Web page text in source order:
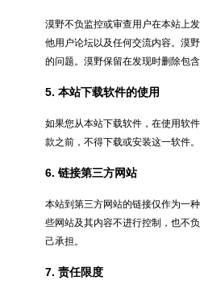
漠野不负监控或审查用户在本站上
他用户论坛以及任何交流内容。漠
的问题。漠野保留在发现时删除包
5. 本站下载软件的使用
如果您从本站下载软件，在使用软
款之前，不得下载或安装这一软件。
6. 链接第三方网站
本站到第三方网站的链接仅作为一
些网站及其内容不进行控制，也不
己承担。
7. 责任限度